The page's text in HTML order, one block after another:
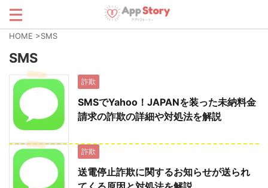
HOME >SMS
SMS
詐欺
SMSでYahoo！JAPANを装った未納料金
請求の詐欺の詳細や対処法を解説
詐欺
送電停止詐欺に関するお知らせが送られ